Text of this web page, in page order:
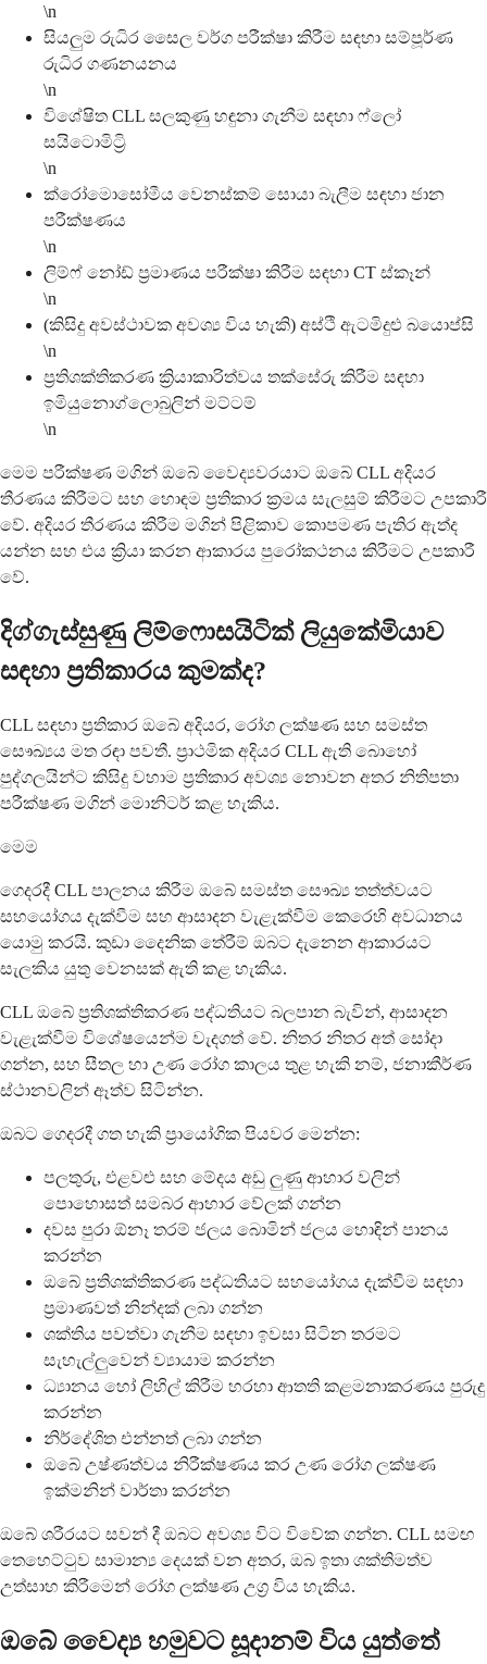
\n
සියලුම රුධිර සෛල වර්ග පරීක්ෂා කිරීම සඳහා සම්පූර්ණ
රුධිර ගණනයනය
\n
විශේෂිත CLL සලකුණු හඳුනා ගැනීම සඳහා ෆ්ලෝ
සයිටොමිට්‍රි
\n
ක්රෝමොසෝමීය වෙනස්කම් සොයා බැලීම සඳහා ජාන
පරීක්ෂණය
\n
ලිම්ෆ් නෝඩ් ප්‍රමාණය පරීක්ෂා කිරීම සඳහා CT ස්කෑන්
\n
(කිසිදු අවස්ථාවක අවශ්‍ය විය හැකි) අස්ථි ඇටමිදුළු බයොප්සි
\n
ප්‍රතිශක්තිකරණ ක්‍රියාකාරිත්වය තක්සේරු කිරීම සඳහා
ඉමියුනොග්ලොබුලින් මට්ටම්
\n
මෙම පරීක්ෂණ මගින් ඔබේ වෛද්‍යවරයාට ඔබේ CLL අදියර
තීරණය කිරීමට සහ හොඳම ප්‍රතිකාර ක්‍රමය සැලසුම් කිරීමට උපකාරී
වේ. අදියර තීරණය කිරීම මගින් පිළිකාව කොපමණ පැතිර ඇත්ද
යන්න සහ එය ක්‍රියා කරන ආකාරය පුරෝකථනය කිරීමට උපකාරී
වේ.
දිග්ගැස්සුණු ලිම්ෆොසයිටික් ලියුකේමියාව
සඳහා ප්‍රතිකාරය කුමක්ද?
CLL සඳහා ප්‍රතිකාර ඔබේ අදියර, රෝග ලක්ෂණ සහ සමස්ත
සෞඛ්‍යය මත රඳා පවතී. ප්‍රාථමික අදියර CLL ඇති බොහෝ
පුද්ගලයින්ට කිසිදු වහාම ප්‍රතිකාර අවශ්‍ය නොවන අතර නිතිපතා
පරීක්ෂණ මගින් මොනිටර් කළ හැකිය.
මෙම
ගෙදරදී CLL පාලනය කිරීම ඔබේ සමස්ත සෞඛ්‍ය තත්ත්වයට
සහයෝගය දැක්වීම සහ ආසාදන වැළැක්වීම කෙරෙහි අවධානය
යොමු කරයි. කුඩා දෛනික තේරීම් ඔබට දැනෙන ආකාරයට
සැලකිය යුතු වෙනසක් ඇති කළ හැකිය.
CLL ඔබේ ප්‍රතිශක්තිකරණ පද්ධතියට බලපාන බැවින්, ආසාදන
වැළැක්වීම විශේෂයෙන්ම වැදගත් වේ. නිතර නිතර අත් සෝදා
ගන්න, සහ සීතල හා උණ රෝග කාලය තුළ හැකි නම්, ජනාකීර්ණ
ස්ථානවලින් ඈත්ව සිටින්න.
ඔබට ගෙදරදී ගත හැකි ප්‍රායෝගික පියවර මෙන්න:
පලතුරු, එළවළු සහ මේදය අඩු ලුණු ආහාර වලින්
පොහොසත් සමබර ආහාර වේලක් ගන්න
දවස පුරා ඕනෑ තරම් ජලය බොමින් ජලය හොඳින් පානය
කරන්න
ඔබේ ප්‍රතිශක්තිකරණ පද්ධතියට සහයෝගය දැක්වීම සඳහා
ප්‍රමාණවත් නින්දක් ලබා ගන්න
ශක්තිය පවත්වා ගැනීම සඳහා ඉවසා සිටින තරමට
සැහැල්ලුවෙන් ව්‍යායාම කරන්න
ධ්‍යානය හෝ ලිහිල් කිරීම හරහා ආතති කළමනාකරණය පුරුදු
කරන්න
නිර්දේශිත එන්නත් ලබා ගන්න
ඔබේ උෂ්ණත්වය නිරීක්ෂණය කර උණ රෝග ලක්ෂණ
ඉක්මනින් වාර්තා කරන්න
ඔබේ ශරීරයට සවන් දී ඔබට අවශ්‍ය විට විවේක ගන්න. CLL සමඟ
තෙහෙට්ටුව සාමාන්‍ය දෙයක් වන අතර, ඔබ ඉතා ශක්තිමත්ව
උත්සාහ කිරීමෙන් රෝග ලක්ෂණ උග්‍ර විය හැකිය.
ඔබේ වෛද්‍ය හමුවට සූදානම් විය යුත්තේ